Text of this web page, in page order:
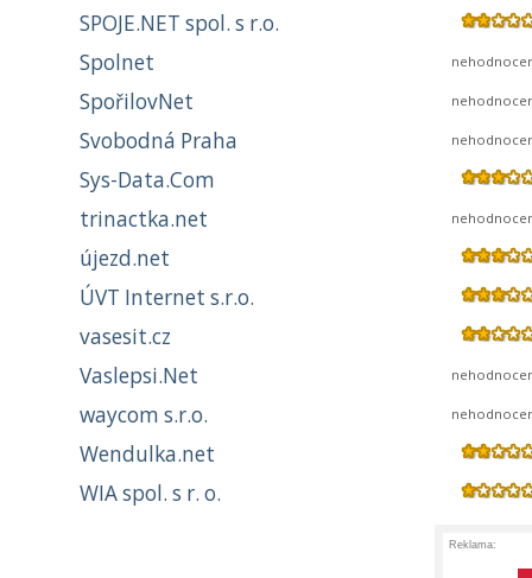
SPOJE.NET spol. s r.o.
Spolnet
SpořilovNet
Svobodná Praha
Sys-Data.Com
trinactka.net
újezd.net
ÚVT Internet s.r.o.
vasesit.cz
Vaslepsi.Net
waycom s.r.o.
Wendulka.net
WIA spol. s r. o.
Reklama: